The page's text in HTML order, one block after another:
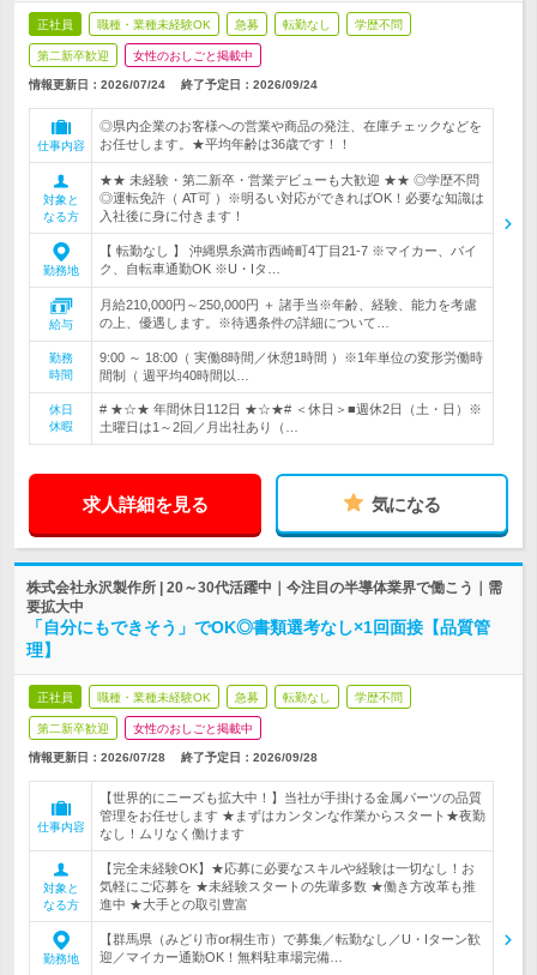
正社員 職種・業種未経験OK 急募 転勤なし 学歴不問
第二新卒歓迎 女性のおしごと掲載中
情報更新日：2026/07/24 終了予定日： 2026/09/24
仕事内容
◎県内企業のお客様への営業や商品の発注、在庫チェックなどを
お任せします。★平均年齢は36歳です！！
対象と
なる方
★★ 未経験・第二新卒・営業デビューも大歓迎 ★★ ◎学歴不問
◎運転免許（ AT可 ）※明るい対応ができればOK！必要な知識は
入社後に身に付きます！
勤務地
【 転勤なし 】 沖縄県糸満市西崎町4丁目21‐7 ※マイカー、バイ
ク、自転車通勤OK ※U・Iタ…
給与
月給210,000円～250,000円 ＋ 諸手当※年齢、経験、能力を考慮
の上、優遇します。※待遇条件の詳細について…
勤務
時間
9:00 ～ 18:00（ 実働8時間／休憩1時間 ）※1年単位の変形労働時
間制（ 週平均40時間以…
休日
休暇
# ★☆★ 年間休日112日 ★☆★# ＜休日＞■週休2日（土・日）※
土曜日は1～2回／月出社あり（…
求人詳細を見る 気になる
株式会社永沢製作所 | 20～30代活躍中｜今注目の半導体業界で働こう｜需
要拡大中
「自分にもできそう」でOK◎書類選考なし×1回面接【品質管
理】
正社員 職種・業種未経験OK 急募 転勤なし 学歴不問
第二新卒歓迎 女性のおしごと掲載中
情報更新日：2026/07/28 終了予定日： 2026/09/28
仕事内容
【世界的にニーズも拡大中！】当社が手掛ける金属パーツの品質
管理をお任せします ★まずはカンタンな作業からスタート★夜勤
なし！ムリなく働けます
対象と
なる方
【完全未経験OK】★応募に必要なスキルや経験は一切なし！お
気軽にご応募を ★未経験スタートの先輩多数 ★働き方改革も推
進中 ★大手との取引豊富
勤務地
【群馬県（みどり市or桐生市）で募集／転勤なし／U・Iターン歓
迎／マイカー通勤OK！無料駐車場完備…